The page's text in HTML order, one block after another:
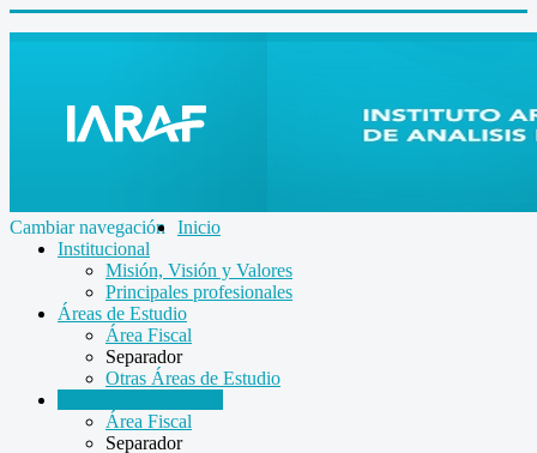
Cambiar navegación
Inicio
Institucional
Misión, Visión y Valores
Principales profesionales
Áreas de Estudio
Área Fiscal
Separador
Otras Áreas de Estudio
Área Fiscal
Separador